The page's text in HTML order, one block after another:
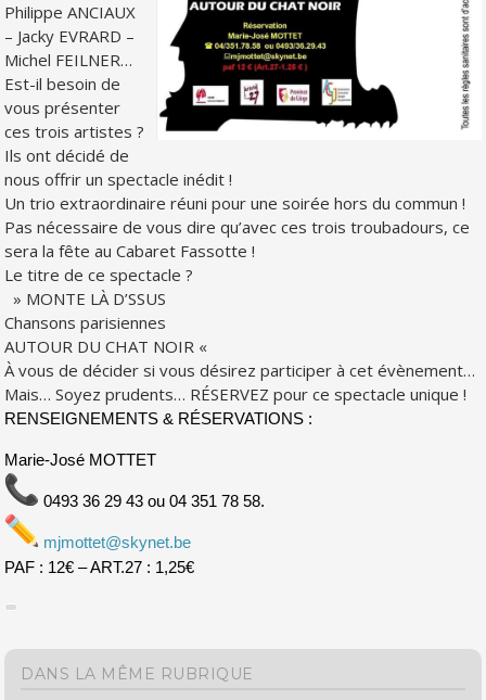
Philippe ANCIAUX
– Jacky EVRARD –
Michel FEILNER…
Est-il besoin de
vous présenter
ces trois artistes ?
Ils ont décidé de
nous offrir un spectacle inédit !
Un trio extraordinaire réuni pour une soirée hors du commun !
Pas nécessaire de vous dire qu’avec ces trois troubadours, ce
sera la fête au Cabaret Fassotte !
Le titre de ce spectacle ?
» MONTE LÀ D’SSUS
Chansons parisiennes
AUTOUR DU CHAT NOIR «
À vous de décider si vous désirez participer à cet évènement…
Mais… Soyez prudents… RÉSERVEZ pour ce spectacle unique !
RENSEIGNEMENTS & RÉSERVATIONS :
Marie-José MOTTET
0493 36 29 43 ou 04 351 78 58.
mjmottet@skynet.be
PAF : 12€ – ART.27 : 1,25€
DANS LA MÊME RUBRIQUE